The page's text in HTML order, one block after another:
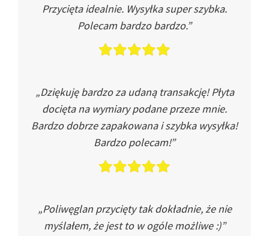
Przycięta idealnie. Wysyłka super szybka.
Polecam bardzo bardzo.”
„Dziękuję bardzo za udaną transakcję! Płyta
docięta na wymiary podane przeze mnie.
Bardzo dobrze zapakowana i szybka wysyłka!
Bardzo polecam!”
„Poliwęglan przycięty tak dokładnie, że nie
myślałem, że jest to w ogóle możliwe :)”